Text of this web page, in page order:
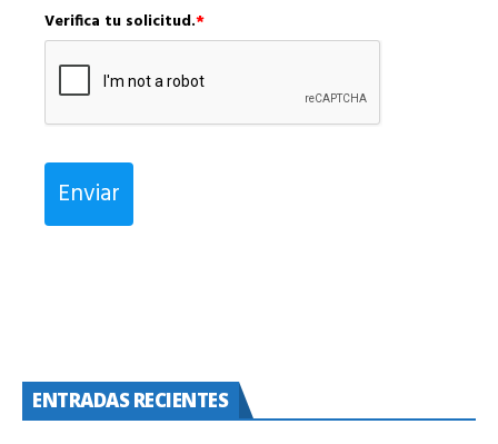
Verifica tu solicitud.*
Enviar
ENTRADAS RECIENTES